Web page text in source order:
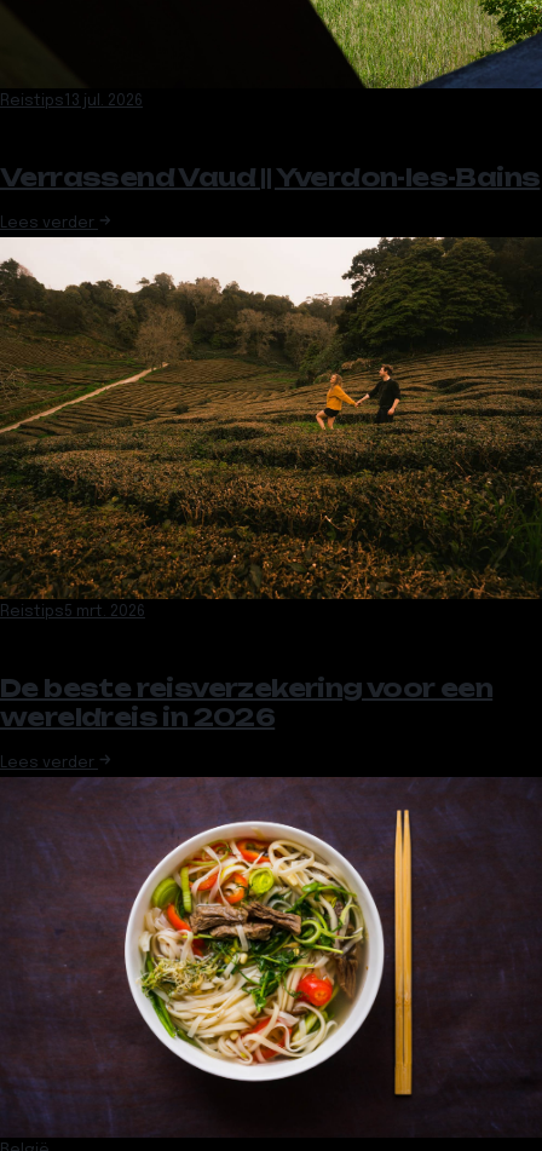
Reistips13 jul. 2026
Verrassend Vaud || Yverdon-les-Bains
Lees verder
Reistips5 mrt. 2026
De beste reisverzekering voor een
wereldreis in 2026
Lees verder